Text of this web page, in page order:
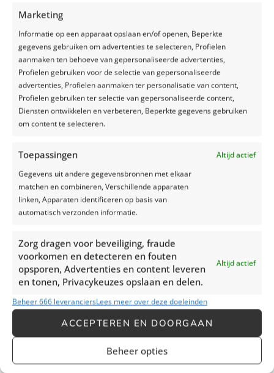
Marketing
Informatie op een apparaat opslaan en/of openen, Beperkte
gegevens gebruiken om advertenties te selecteren, Profielen
aanmaken ten behoeve van gepersonaliseerde advertenties,
Profielen gebruiken voor de selectie van gepersonaliseerde
advertenties, Profielen aanmaken ter personalisatie van content,
Profielen gebruiken ter selectie van gepersonaliseerde content,
Diensten ontwikkelen en verbeteren, Beperkte gegevens gebruiken
om content te selecteren.
Toepassingen
Altijd actief
Gegevens uit andere gegevensbronnen met elkaar
matchen en combineren, Verschillende apparaten
linken, Apparaten identificeren op basis van
automatisch verzonden informatie.
Zorg dragen voor beveiliging, fraude
voorkomen en detecteren en fouten
opsporen, Advertenties en content leveren
en tonen, Privacykeuzes opslaan en delen.
Altijd actief
Beheer 666 leveranciersLees meer over deze doeleinden
ACCEPTEREN EN DOORGAAN
Beheer opties
Door dichte begroeiing rondom de sleufsilo te
ongedierte. Op deze manier zijn ze
kwetsbaarder voor roofdieren. Dus laat het
onkruid niet woekeren en maai regelmatig
rondom de sleufsilo, ook als je niet bezig bent
met kuilen. Wist je dat een
ongediertebestrijder niet eens met bestrijden
mag beginnen voordat er een plan is gemaakt
om schuilplaatsen weg te nemen?
Vermijd stilstaand
water
Op stilstaand water komen veel dieren af,
waaronder insecten, muizen en ratten. Het is
om aan drinkwater te komen. Zorg dus voor zo
min mogelijk stilstaand water op en rondom
jouw sleufsilo. Water blijft vaak in plassen
staan boven op de kuil of blijft zitten in
autobanden. Door deze waterbronnen weg te
nemen, voorkom je drinkplaatsen voor
Neem een strak
afdeksysteem